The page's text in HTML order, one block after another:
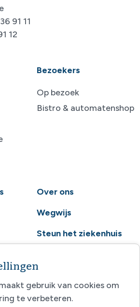
91 11
12
Bezoekers
Op bezoek
Bistro & automatenshop
Over ons
Wegwijs
Steun het ziekenhuis
gebruik van cookies om
te verbeteren.